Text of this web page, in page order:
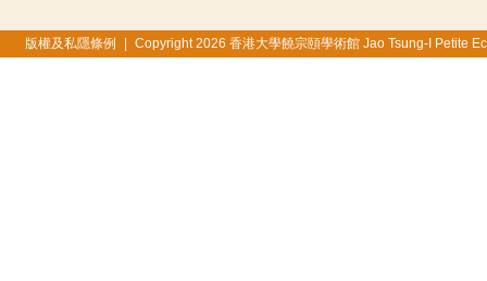
版權及私隱條例 | Copyright 2026 香港大學饒宗頤學術館 Jao Tsung-I Petite